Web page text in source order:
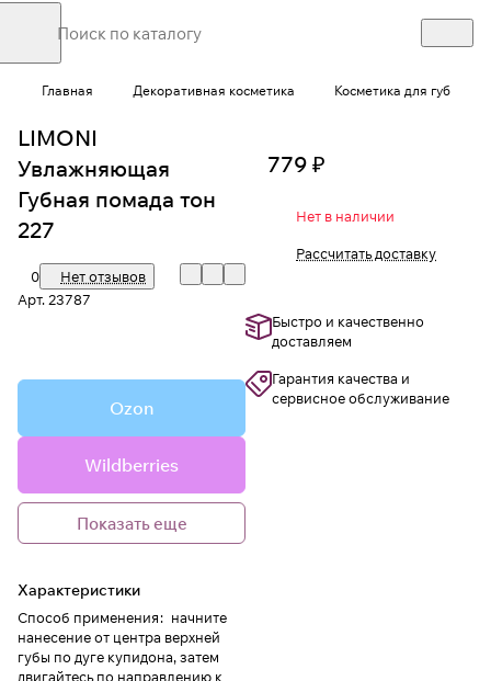
Главная Декоративная косметика Косметика для губ
LIMONI
Увлажняющая
Губная помада тон
227
0
Нет отзывов
Арт.23787
Ozon
Wildberries
Показать еще
Характеристики
Способ применения: начните
нанесение от центра верхней
губы по дуге купидона, затем
двигайтесь по направлению к
779 ₽
Нет в наличии
Рассчитать доставку
Быстро и качественно
доставляем
Гарантия качества и
сервисное обслуживание